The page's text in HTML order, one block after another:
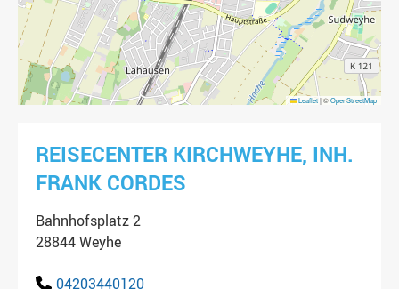
Leaflet|©OpenStreetMap
REISECENTER KIRCHWEYHE, INH.
FRANK CORDES
Bahnhofsplatz 2
28844 Weyhe
04203440120